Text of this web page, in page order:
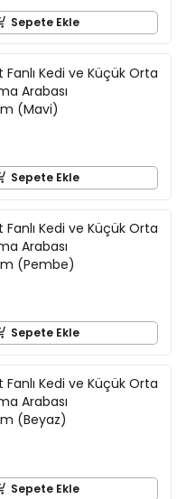
Sepete Ekle
Kedi ve Küçük Orta
Arabası
(Mavi)
Sepete Ekle
Kedi ve Küçük Orta
Arabası
(Pembe)
Sepete Ekle
Kedi ve Küçük Orta
Arabası
(Beyaz)
Sepete Ekle